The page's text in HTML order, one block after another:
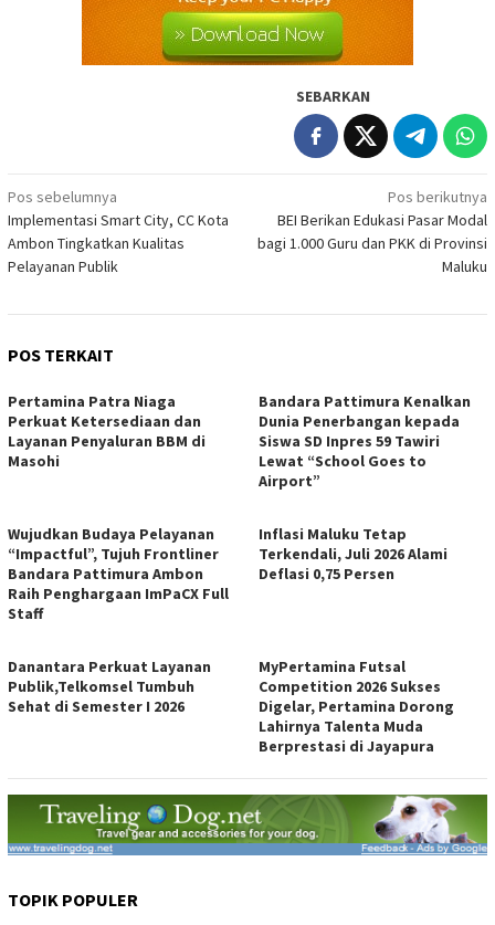
SEBARKAN
Navigasi
pos
Pos sebelumnya
Implementasi Smart City, CC Kota
Ambon Tingkatkan Kualitas
Pelayanan Publik
Pos berikutnya
BEI Berikan Edukasi Pasar Modal
bagi 1.000 Guru dan PKK di Provinsi
Maluku
POS TERKAIT
Pertamina Patra Niaga
Perkuat Ketersediaan dan
Layanan Penyaluran BBM di
Masohi
Bandara Pattimura Kenalkan
Dunia Penerbangan kepada
Siswa SD Inpres 59 Tawiri
Lewat “School Goes to
Airport”
Wujudkan Budaya Pelayanan
“Impactful”, Tujuh Frontliner
Bandara Pattimura Ambon
Raih Penghargaan ImPaCX Full
Staff
Inflasi Maluku Tetap
Terkendali, Juli 2026 Alami
Deflasi 0,75 Persen
Danantara Perkuat Layanan
Publik,Telkomsel Tumbuh
Sehat di Semester I 2026
MyPertamina Futsal
Competition 2026 Sukses
Digelar, Pertamina Dorong
Lahirnya Talenta Muda
Berprestasi di Jayapura
TOPIK POPULER